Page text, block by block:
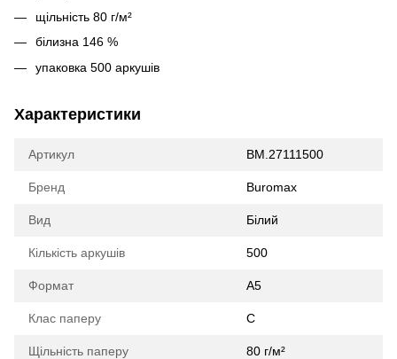
щільність 80 г/м²
білизна 146 %
упаковка 500 аркушів
Характеристики
Артикул BM.27111500
Бренд Buromax
Вид Білий
Кількість аркушів 500
Формат А5
Клас паперу С
Щільність паперу 80 г/м²